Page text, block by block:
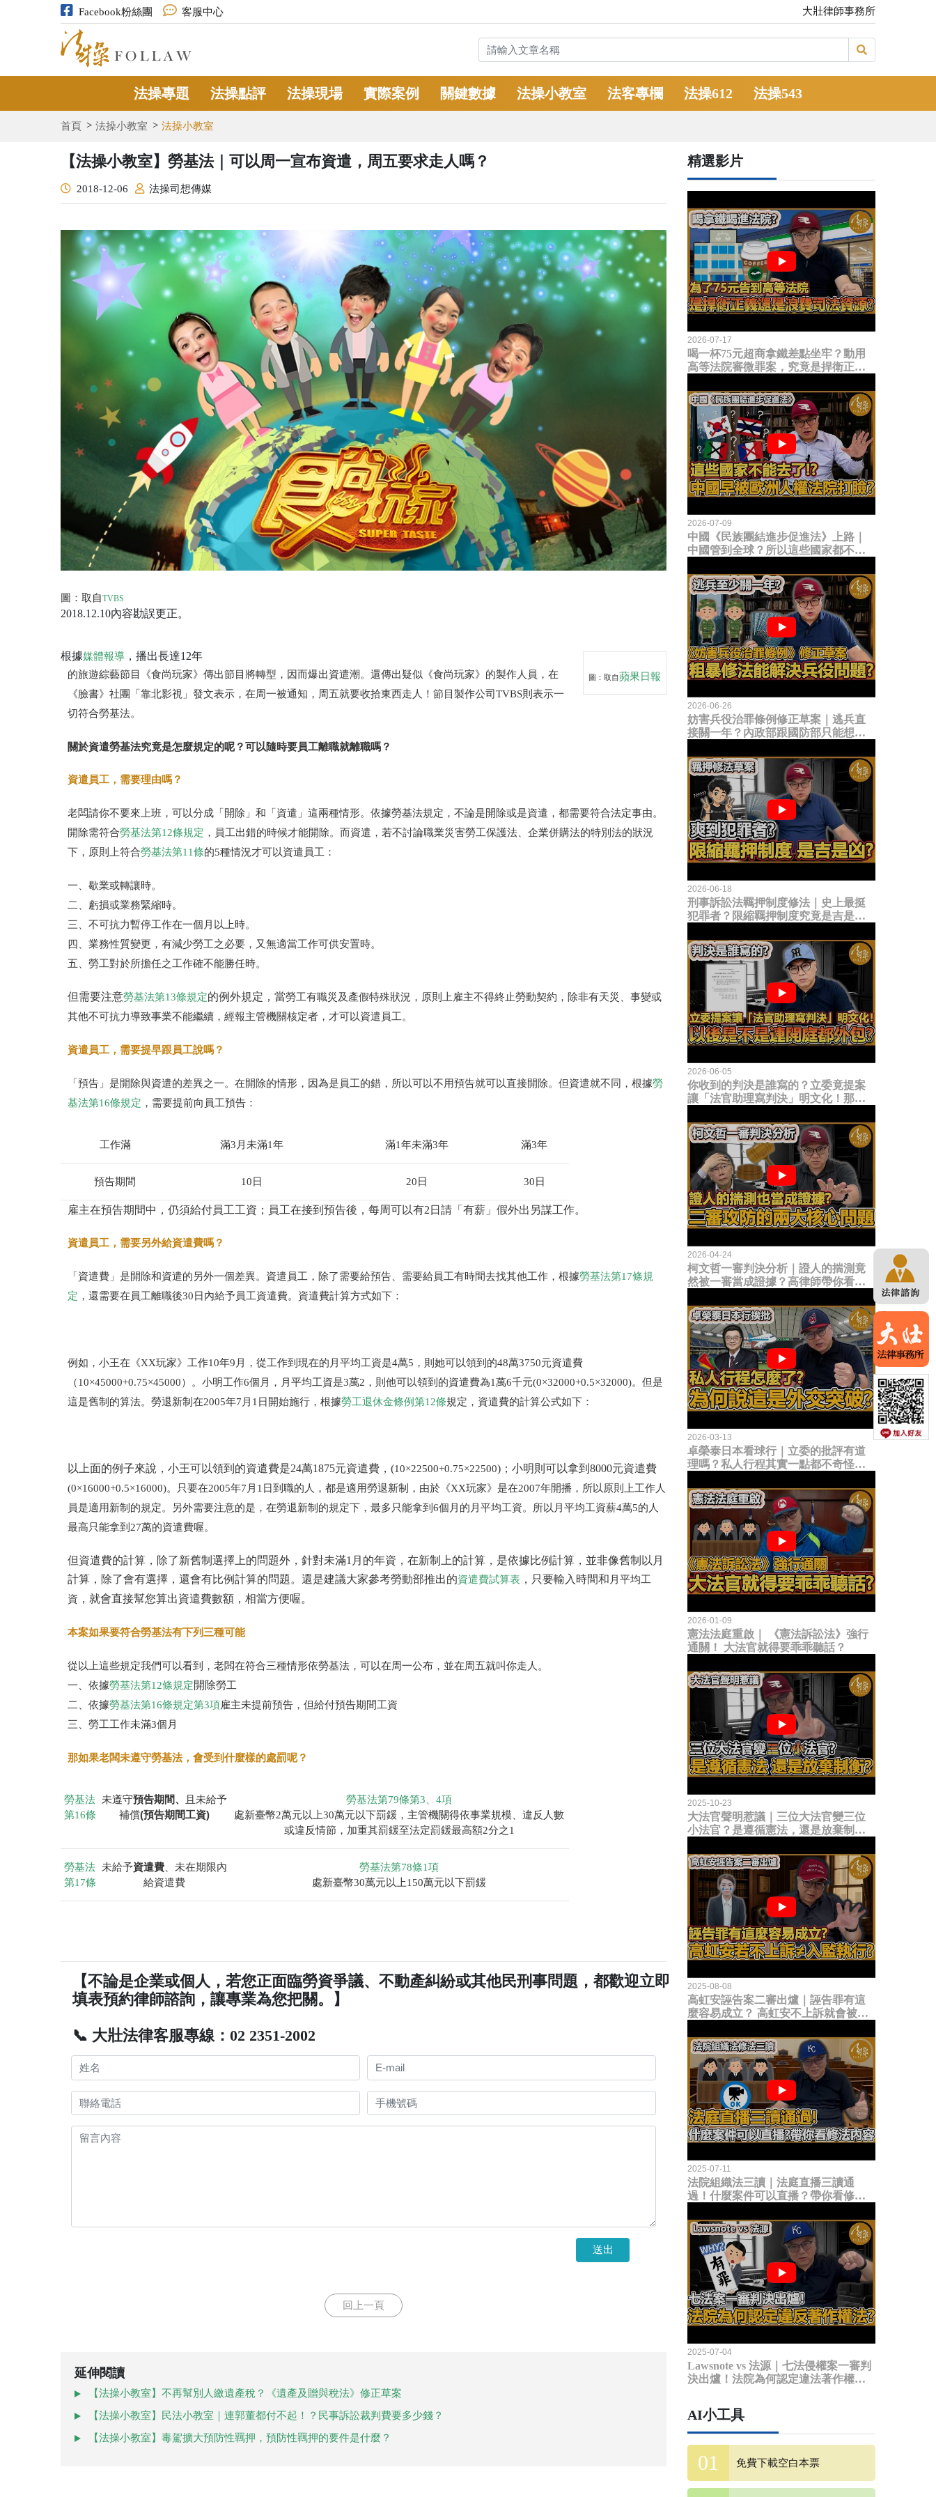
Facebook粉絲團 客服中心 大壯律師事務所
法操專題 法操點評 法操現場 實際案例 關鍵數據 法操小教室 法客專欄 法操612 法操543
首頁 法操小教室 法操小教室
【法操小教室】勞基法｜可以周一宣布資遣，周五要求走人嗎？
2018-12-06 法操司想傳媒
圖：取自TVBS
2018.12.10內容勘誤更正。
根據媒體報導 ，播出長達12年
圖：取自蘋果日報
的旅遊綜藝節目《食尚玩家》傳出節目將轉型，因而爆出資遣潮。還傳出疑似《食尚玩家》的製作人員，在
《臉書》社團「靠北影視」發文表示，在周一被通知，周五就要收拾東西走人！節目製作公司TVBS則表示一
切符合勞基法。
關於資遣勞基法究竟是怎麼規定的呢？可以隨時要員工離職就離職嗎？
資遣員工，需要理由嗎？
老闆請你不要來上班，可以分成「開除」和「資遣」這兩種情形。依據勞基法規定，不論是開除或是資遣，都需要符合法定事由。
開除需符合勞基法第12條規定 ，員工出錯的時候才能開除。而資遣，若不討論職業災害勞工保護法、企業併購法的特別法的狀況
下，原則上符合勞基法第11條的5種情況才可以資遣員工：
一、歇業或轉讓時。
二、虧損或業務緊縮時。
三、不可抗力暫停工作在一個月以上時。
四、業務性質變更，有減少勞工之必要，又無適當工作可供安置時。
五、勞工對於所擔任之工作確不能勝任時。
但需要注意勞基法第13條規定的例外規定，當勞工有職災及產假特殊狀況，原則上雇主不得終止勞動契約，除非有天災、事變或
其他不可抗力導致事業不能繼續，經報主管機關核定者，才可以資遣員工。
資遣員工，需要提早跟員工說嗎？
「預告」是開除與資遣的差異之一。在開除的情形，因為是員工的錯，所以可以不用預告就可以直接開除。但資遣就不同，根據勞
基法第16條規定 ，需要提前向員工預告：
工作滿 滿3月未滿1年 滿1年未滿3年 滿3年
預告期間 10日 20日 30日
雇主在預告期間中，仍須給付員工工資；員工在接到預告後，每周可以有2日請「有薪」假外出另謀工作。
資遣員工，需要另外給資遣費嗎？
「資遣費」是開除和資遣的另外一個差異。資遣員工，除了需要給預告、需要給員工有時間去找其他工作，根據勞基法第17條規
定 ，還需要在員工離職後30日內給予員工資遣費。資遣費計算方式如下：
例如，小王在《XX玩家》工作10年9月，從工作到現在的月平均工資是4萬5，則她可以領到的48萬3750元資遣費
（10×45000+0.75×45000）。小明工作6個月，月平均工資是3萬2，則他可以領到的資遣費為1萬6千元(0×32000+0.5×32000)。但是
這是舊制的算法。勞退新制在2005年7月1日開始施行，根據勞工退休金條例第12條規定，資遣費的計算公式如下：
以上面的例子來說，小王可以領到的資遣費是24萬1875元資遣費，(10×22500+0.75×22500)；小明則可以拿到8000元資遣費
(0×16000+0.5×16000)。只要在2005年7月1日到職的人，都是適用勞退新制，由於《XX玩家》是在2007年開播，所以原則上工作人
員是適用新制的規定。另外需要注意的是，在勞退新制的規定下，最多只能拿到6個月的月平均工資。所以月平均工資薪4萬5的人
最高只能拿到27萬的資遣費喔。
但資遣費的計算，除了新舊制選擇上的問題外，針對未滿1月的年資，在新制上的計算，是依據比例計算，並非像舊制以月
計算，除了會有選擇，還會有比例計算的問題。還是建議大家參考勞動部推出的資遣費試算表 ，只要輸入時間和 月平均工
資 ，就會直接幫您算出資遣費數額，相當方便喔。
本案如果要符合勞基法有下列三種可能
從以上這些規定我們可以看到，老闆在符合三種情形依勞基法，可以在周一公布，並在周五就叫你走人。
一、依據勞基法第12條規定開除勞工
二、依據勞基法第16條規定第3項雇主未提前預告，但給付預告期間工資
三、勞工工作未滿3個月
那如果老闆未遵守勞基法，會受到什麼樣的處罰呢？
勞基法
第16條
未遵守預告期間、
且未給予
補償(預告期間工資)
勞基法第79條第3、4項
處新臺幣2萬元以上30萬元以下罰鍰，主管機關得依事業規模、違反人數
或違反情節，加重其罰鍰至法定罰鍰最高額2分之1
勞基法
第17條
未給予資遣費、未在期限內
給資遣費
勞基法第78條1項
處新臺幣30萬元以上150萬元以下罰鍰
【不論是企業或個人，若您正面臨勞資爭議、不動產糾紛或其他民刑事問題，都歡迎立即
填表預約律師諮詢，讓專業為您把關。】
📞 大壯法律客服專線：02 2351-2002
送出
回上一頁
延伸閱讀
【法操小教室】不再幫別人繳遺產稅？《遺產及贈與稅法》修正草案
【法操小教室】民法小教室｜連郭董都付不起！？民事訴訟裁判費要多少錢？
【法操小教室】毒駕擴大預防性羈押，預防性羈押的要件是什麼？
精選影片
2026-07-17
喝一杯75元超商拿鐵差點坐牢？動用
高等法院審微罪案，究竟是捍衛正義
2026-07-09
中國《民族團結進步促進法》上路｜
中國管到全球？所以這些國家都不能
臉？
2026-06-26
妨害兵役治罪條例修正草案｜逃兵直
接關一年？內政部跟國防部只能想到
題？
2026-06-18
刑事訴訟法羈押制度修法｜史上最挺
犯罪者？限縮羈押制度究竟是吉是
2026-06-05
你收到的判決是誰寫的？立委竟提案
讓「法官助理寫判決」明文化！那以
2026-04-24
柯文哲一審判決分析｜證人的揣測竟
然被一審當成證據？高律師帶你看未
2026-03-13
卓榮泰日本看球行｜立委的批評有道
理嗎？私人行程其實一點都不奇怪？
2026-01-09
憲法法庭重啟｜ 《憲法訴訟法》強行
通關！ 大法官就得要乖乖聽話？
2025-10-23
大法官聲明惹議｜三位大法官變三位
小法官？是遵循憲法，還是放棄制衡
2025-08-08
高虹安誣告案二審出爐｜誣告罪有這
麼容易成立？ 高虹安不上訴就會被
2025-07-11
法院組織法三讀｜法庭直播三讀通
過！什麼案件可以直播？帶你看修法
2025-07-04
Lawsnote vs 法源｜七法侵權案一審判
決出爐！法院為何認定違法著作權
AI小工具
免費下載空白本票